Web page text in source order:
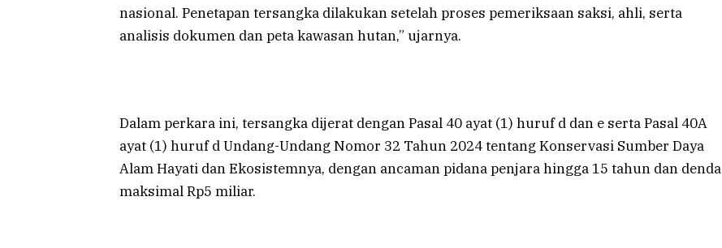
nasional. Penetapan tersangka dilakukan setelah proses pemeriksaan saksi, ahli, serta
analisis dokumen dan peta kawasan hutan,” ujarnya.
Dalam perkara ini, tersangka dijerat dengan Pasal 40 ayat (1) huruf d dan e serta Pasal 40A
ayat (1) huruf d Undang-Undang Nomor 32 Tahun 2024 tentang Konservasi Sumber Daya
Alam Hayati dan Ekosistemnya, dengan ancaman pidana penjara hingga 15 tahun dan denda
maksimal Rp5 miliar.